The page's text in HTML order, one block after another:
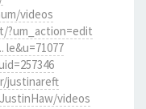
videos
?um_action=edit
justinareft
videos